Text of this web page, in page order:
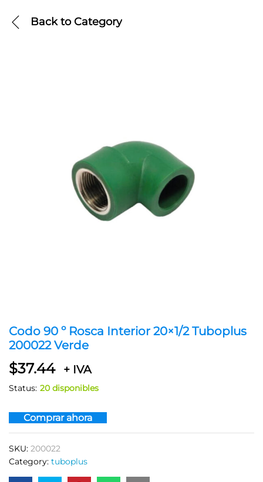
Back toCategory
Codo 90 º Rosca Interior 20×1/2 Tuboplus
200022 Verde
$37.44 + IVA
Status: 20 disponibles
Comprar ahora
SKU: 200022
Category: tuboplus